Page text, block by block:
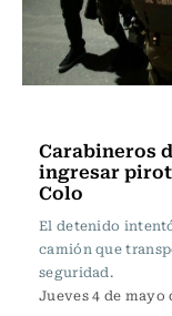
Carabineros
ingresar
Colo
El detenido
camión que
seguridad.
Jueves 4 de mayo